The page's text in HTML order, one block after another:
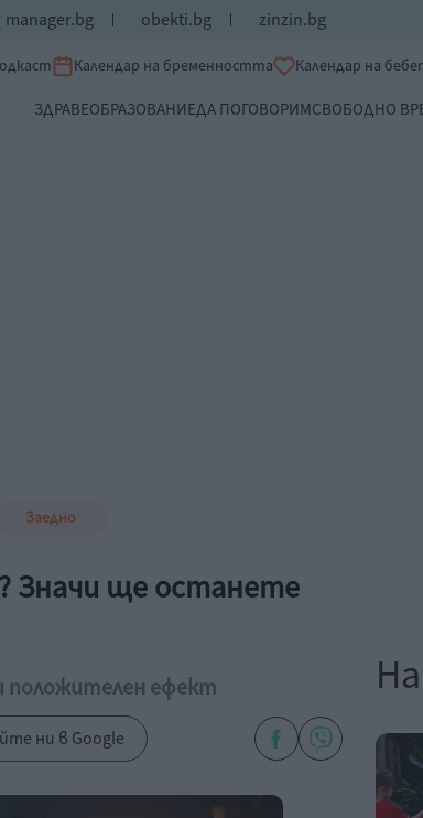
manager.bg obekti.bg zinzin.bg
Календар на бременността Календар на
ЗДРАВЕОБРАЗОВАНИЕДА ПОГОВОРИМСВОБОДНО
Заедно
Значи ще останете
положителен ефект
ни в Google